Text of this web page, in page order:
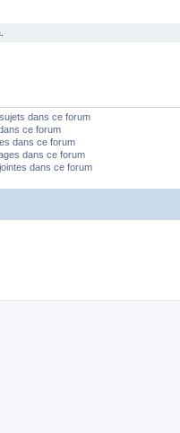
dans ce forum
ce forum
dans ce forum
dans ce forum
dans ce forum